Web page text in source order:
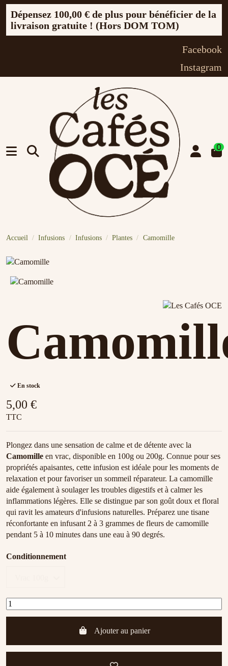
Dépensez 100,00 € de plus pour bénéficier de la
livraison gratuite ! (Hors DOM TOM)
Facebook
Instagram
0
Accueil Infusions Infusions Plantes Camomille
En stock
5,00 €
TTC
Plongez dans une sensation de calme et de détente avec la
Camomille en vrac, disponible en 100g ou 200g. Connue pour ses
propriétés apaisantes, cette infusion est idéale pour les moments de
relaxation et pour favoriser un sommeil réparateur. La camomille
aide également à soulager les troubles digestifs et à calmer les
inflammations légères. Elle se distingue par son goût doux et floral
qui ravit les amateurs d'infusions naturelles. Préparez une tisane
réconfortante en infusant 2 à 3 grammes de fleurs de camomille
pendant 5 à 10 minutes dans une eau à 90 degrés.
Conditionnement
Ajouter au panier